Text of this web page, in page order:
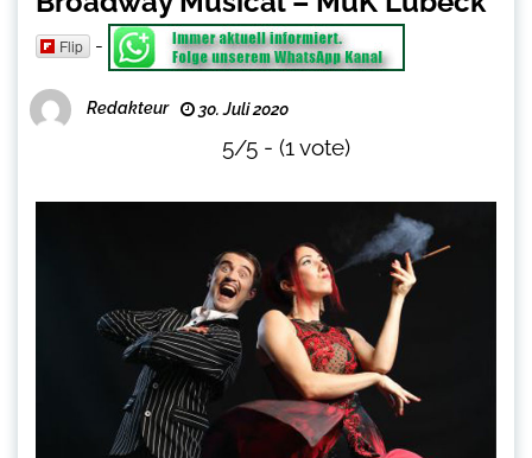
Flip -
Redakteur 30. Juli 2020
5/5 - (1 vote)